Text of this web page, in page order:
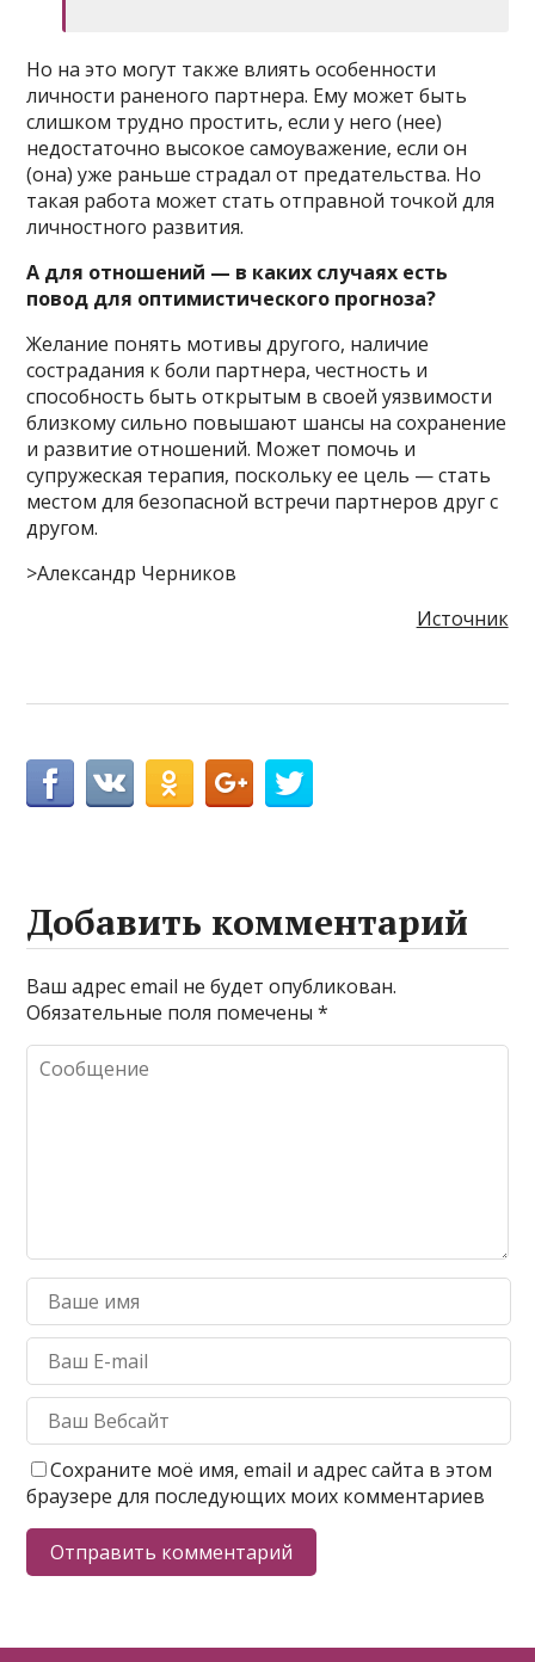
Но на это могут также влиять особенности
личности раненого партнера. Ему может быть
слишком трудно простить, если у него (нее)
недостаточно высокое самоуважение, если он
(она) уже раньше страдал от предательства. Но
такая работа может стать отправной точкой для
личностного развития.
А для отношений — в каких случаях есть
повод для оптимистического прогноза?
Желание понять мотивы другого, наличие
сострадания к боли партнера, честность и
способность быть открытым в своей уязвимости
близкому сильно повышают шансы на сохранение
и развитие отношений. Может помочь и
супружеская терапия, поскольку ее цель — стать
местом для безопасной встречи партнеров друг с
другом.
>Александр Черников
Источник
Добавить комментарий
Ваш адрес email не будет опубликован.
Обязательные поля помечены*
Сохраните моё имя, email и адрес сайта в этом
браузере для последующих моих комментариев